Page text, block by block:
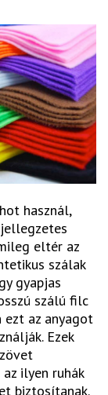
használ,
eltér az
szálak
gyapjas
szálú filc
ezt az anyagot
Ezek
ilyen ruhák
biztosítanak.